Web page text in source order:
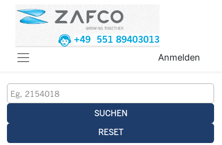
+49 551 89403013
Anmelden
SUCHEN
RESET